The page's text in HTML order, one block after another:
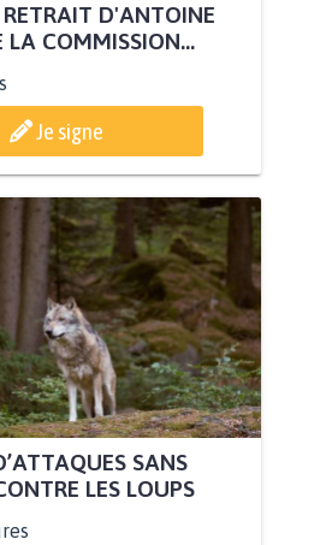
RETRAIT D'ANTOINE
LA COMMISSION...
Je signe
SANS
LES LOUPS